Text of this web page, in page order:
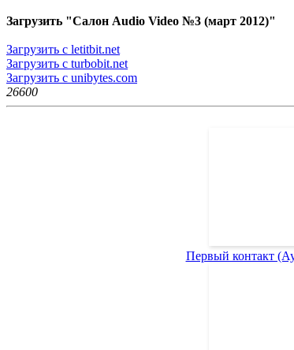
Загрузить "Салон Audio Video №3 (март 2012)"
Загрузить с letitbit.net
Загрузить с turbobit.net
Загрузить с unibytes.com
26600
Первый контакт